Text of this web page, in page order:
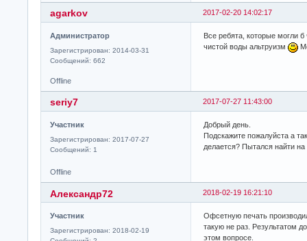
2017-02-20 14:02:17
agarkov
Администратор
Зарегистрирован: 2014-03-31
Сообщений: 662
Все ребята, которые могли
чистой воды альтруизм
Offline
2017-07-27 11:43:00
seriy7
Участник
Зарегистрирован: 2017-07-27
Сообщений: 1
Добрый день.
Подскажите пожалуйста а
делается? Пытался найти
Offline
2018-02-19 16:21:10
Александр72
Участник
Зарегистрирован: 2018-02-19
Офсетную печать
такую не раз. Результатом
этом вопросе.